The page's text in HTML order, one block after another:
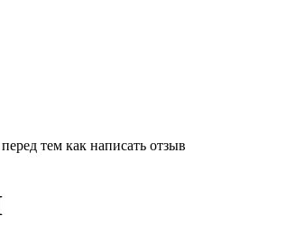
перед тем как написать отзыв